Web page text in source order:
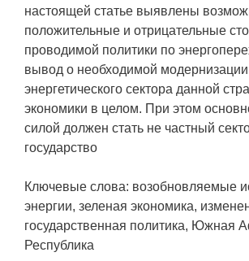
настоящей статье выявлены
положительные и отрицательные
проводимой политики по
вывод о необходимой модернизации
энергетического сектора данной
экономики в целом. При этом
силой должен стать не частный
государство
Ключевые слова: возобновляемые
энергии, зеленая экономика,
государственная политика, Южная
Республика